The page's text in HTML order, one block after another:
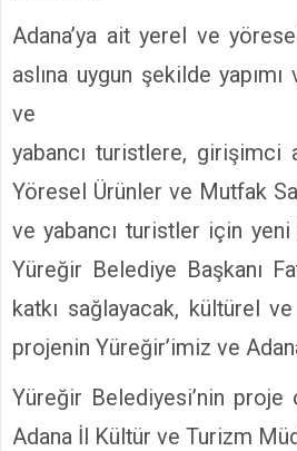
Adana’ya ait yerel ve
aslına uygun şekilde
ve
yabancı turistlere, girişimci
Yöresel Ürünler ve Mutfak
ve yabancı turistler için
Yüreğir Belediye Başkanı
katkı sağlayacak, kültürel
projenin Yüreğir’imiz ve
Yüreğir Belediyesi’nin
Adana İl Kültür ve Turizm